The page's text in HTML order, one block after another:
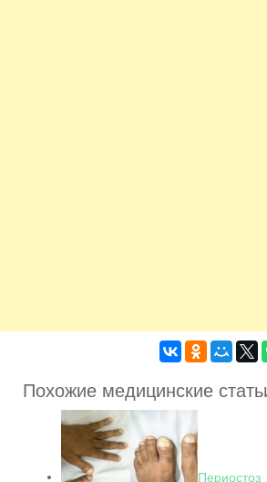
Похожие медицинские
Периостоз